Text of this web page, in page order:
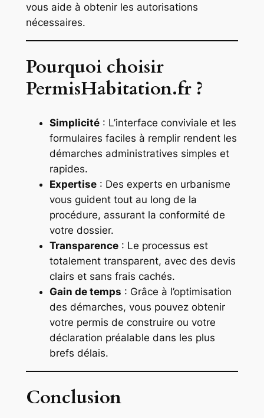
vous aide à obtenir les autorisations
nécessaires.
Pourquoi choisir
PermisHabitation.fr ?
Simplicité: L’interface conviviale et les
formulaires faciles à remplir rendent les
démarches administratives simples et
rapides.
Expertise: Des experts en urbanisme
vous guident tout au long de la
procédure, assurant la conformité de
votre dossier.
Transparence: Le processus est
totalement transparent, avec des devis
clairs et sans frais cachés.
Gain de temps : Grâce à l’optimisation
des démarches, vous pouvez obtenir
votre permis de construire ou votre
déclaration préalable dans les plus
brefs délais.
Conclusion